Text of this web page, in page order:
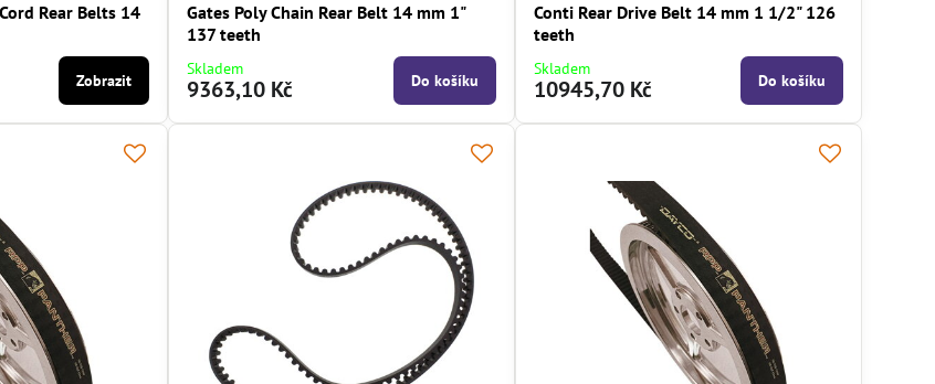
Rear Belts 14
Zobrazit
Gates Poly Chain Rear Belt 14 mm 1"
137 teeth
Skladem
9363,10 Kč Do košíku
Conti Rear Drive Belt 14 mm 1 1/2" 126
teeth
Skladem
10945,70 Kč Do košíku